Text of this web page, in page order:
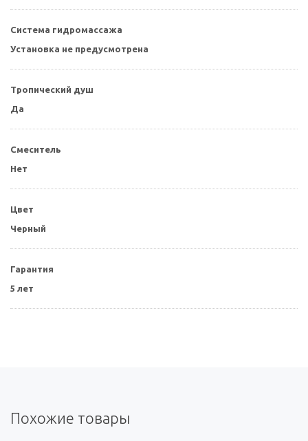
Система гидромассажа
Установка не предусмотрена
Тропический душ
Да
Смеситель
Нет
Цвет
Черный
Гарантия
5 лет
Похожие товары